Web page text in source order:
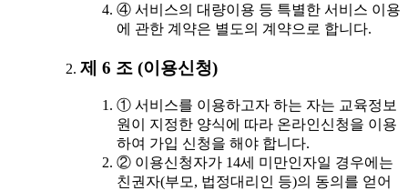
④ 서비스의 대량이용 등 특별한 서비스 이용
에 관한 계약은 별도의 계약으로 합니다.
제 6 조 (이용신청)
① 서비스를 이용하고자 하는 자는 교육정보
원이 지정한 양식에 따라 온라인신청을 이용
하여 가입 신청을 해야 합니다.
② 이용신청자가 14세 미만인자일 경우에는
친권자(부모, 법정대리인 등)의 동의를 얻어